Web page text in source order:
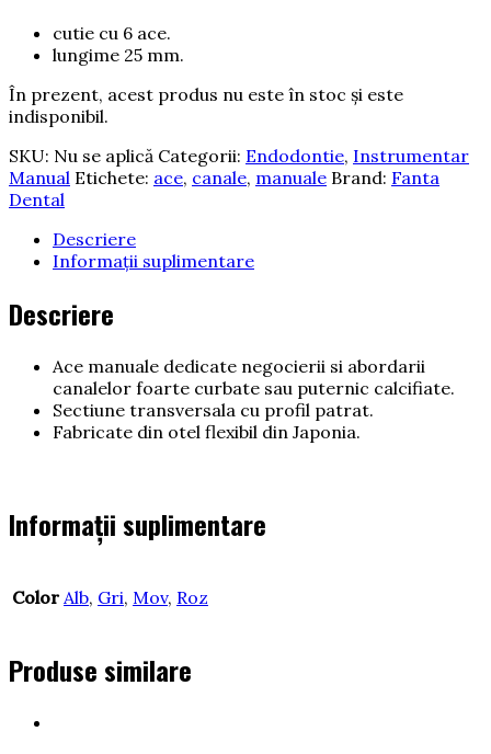
cutie cu 6 ace.
lungime 25 mm.
În prezent, acest produs nu este în stoc și este
indisponibil.
SKU: Nu se aplică Categorii: Endodontie, Instrumentar
Manual Etichete: ace, canale, manuale Brand: Fanta
Dental
Descriere
Informații suplimentare
Descriere
Ace manuale dedicate negocierii si abordarii
canalelor foarte curbate sau puternic calcifiate.
Sectiune transversala cu profil patrat.
Fabricate din otel flexibil din Japonia.
Informații suplimentare
Color Alb, Gri, Mov, Roz
Produse similare